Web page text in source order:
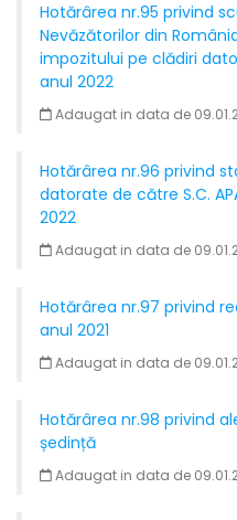
Hotărârea nr.95 privind
Nevăzătorilor din
impozitului pe clădiri
anul 2022
Adaugat in data de
Hotărârea nr.96 privind
datorate de către S.C.
2022
Adaugat in data de
Hotărârea nr.97 privind
anul 2021
Adaugat in data de
Hotărârea nr.98 privind
ședință
Adaugat in data de